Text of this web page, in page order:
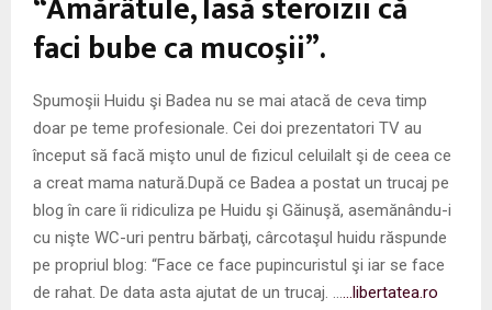
faci bube ca mucoşii”.
Spumoşii Huidu şi Badea nu se mai atacă de ceva timp
doar pe teme profesionale. Cei doi prezentatori TV au
început să facă mişto unul de fizicul celuilalt şi de ceea ce
a creat mama natură.După ce Badea a postat un trucaj pe
blog în care îi ridiculiza pe Huidu şi Găinuşă, asemănându-i
cu nişte WC-uri pentru bărbaţi, cârcotaşul huidu răspunde
pe propriul blog: “Face ce face pupincuristul şi iar se face
de rahat. De data asta ajutat de un trucaj. …
…libertatea.ro